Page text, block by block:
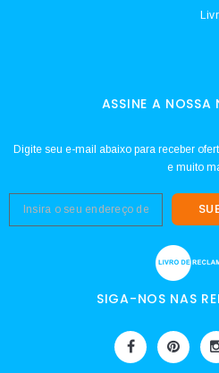
ASSINE A NOSSA
Digite seu e-mail abaixo para receber
e muito
SIGA-NOS NAS